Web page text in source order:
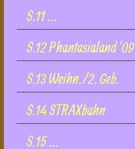
S.11 ...
S.12 Phantasialand '09
S.13 Weihn./2. Geb.
S.14 STRAXbahn
S.15 ...